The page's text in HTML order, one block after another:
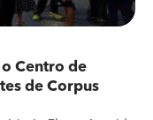
Centro de
de Corpus